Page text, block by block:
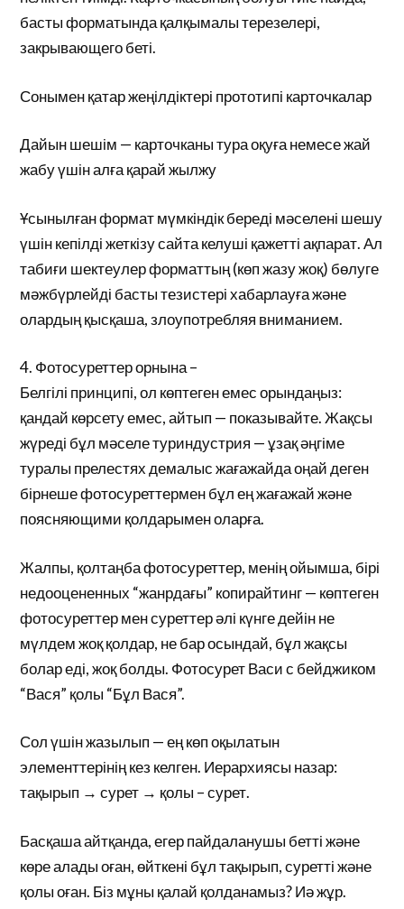
басты форматында қалқымалы терезелері,
закрывающего беті.
Сонымен қатар жеңілдіктері прототипі карточкалар
Дайын шешім — карточканы тура оқуға немесе жай
жабу үшін алға қарай жылжу
Ұсынылған формат мүмкіндік береді мәселені шешу
үшін кепілді жеткізу сайта келуші қажетті ақпарат. Ал
табиғи шектеулер форматтың (көп жазу жоқ) бөлуге
мәжбүрлейді басты тезистері хабарлауға және
олардың қысқаша, злоупотребляя вниманием.
4. Фотосуреттер орнына –
Белгілі принципі, ол көптеген емес орындаңыз:
қандай көрсету емес, айтып — показывайте. Жақсы
жүреді бұл мәселе туриндустрия — ұзақ әңгіме
туралы прелестях демалыс жағажайда оңай деген
бірнеше фотосуреттермен бұл ең жағажай және
поясняющими қолдарымен оларға.
Жалпы, қолтаңба фотосуреттер, менің ойымша, бірі
недооцененных “жанрдағы” копирайтинг — көптеген
фотосуреттер мен суреттер әлі күнге дейін не
мүлдем жоқ қолдар, не бар осындай, бұл жақсы
болар еді, жоқ болды. Фотосурет Васи с бейджиком
“Вася” қолы “Бұл Вася”.
Сол үшін жазылып — ең көп оқылатын
элементтерінің кез келген. Иерархиясы назар:
тақырып → сурет → қолы – сурет.
Басқаша айтқанда, егер пайдаланушы бетті және
көре алады оған, өйткені бұл тақырып, суретті және
қолы оған. Біз мұны қалай қолданамыз? Иә жұр.